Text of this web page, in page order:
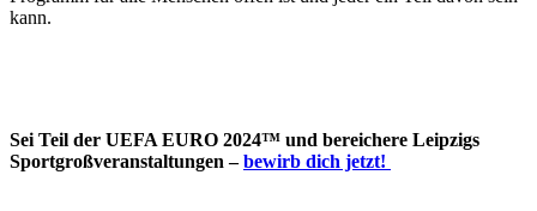
kann.
Sei Teil der UEFA EURO 2024™ und bereichere Leipzigs
Sportgroßveranstaltungen –bewirb dich jetzt!